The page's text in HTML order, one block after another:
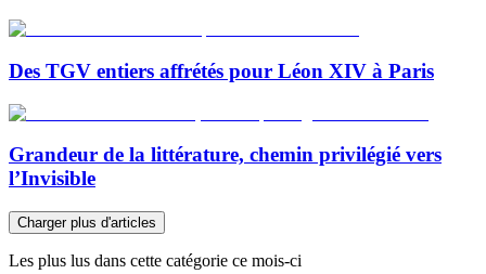
Des TGV entiers affrétés pour Léon XIV à Paris
Grandeur de la littérature, chemin privilégié vers
l’Invisible
Charger plus d'articles
Les plus lus dans cette catégorie ce mois-ci